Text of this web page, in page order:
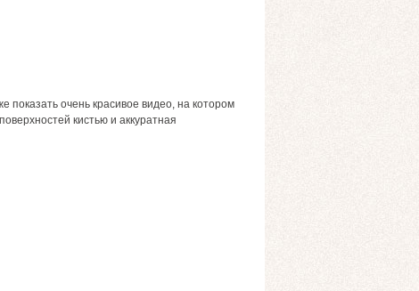
показать очень красивое видео, на котором
кистью и аккуратная